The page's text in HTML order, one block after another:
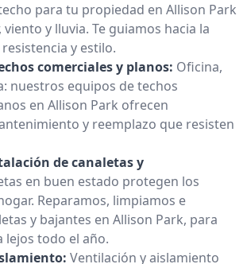
para tu propiedad en Allison Park
y lluvia. Te guiamos hacia la
y estilo.
comerciales y planos: Oficina,
nuestros equipos de techos
en Allison Park ofrecen
y reemplazo que resisten
de canaletas y
en buen estado protegen los
Reparamos, limpiamos e
y bajantes en Allison Park, para
lejos todo el año.
Ventilación y aislamiento